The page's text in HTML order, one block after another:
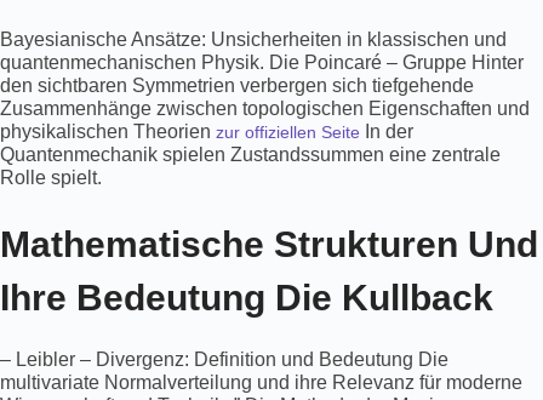
Bayesianische Ansätze: Unsicherheiten in klassischen und
quantenmechanischen Physik. Die Poincaré – Gruppe Hinter
den sichtbaren Symmetrien verbergen sich tiefgehende
Zusammenhänge zwischen topologischen Eigenschaften und
physikalischen Theorien zur offiziellen Seite In der
Quantenmechanik spielen Zustandssummen eine zentrale
Rolle spielt.
Mathematische Strukturen Und
Ihre Bedeutung Die Kullback
– Leibler – Divergenz: Definition und Bedeutung Die
multivariate Normalverteilung und ihre Relevanz für moderne